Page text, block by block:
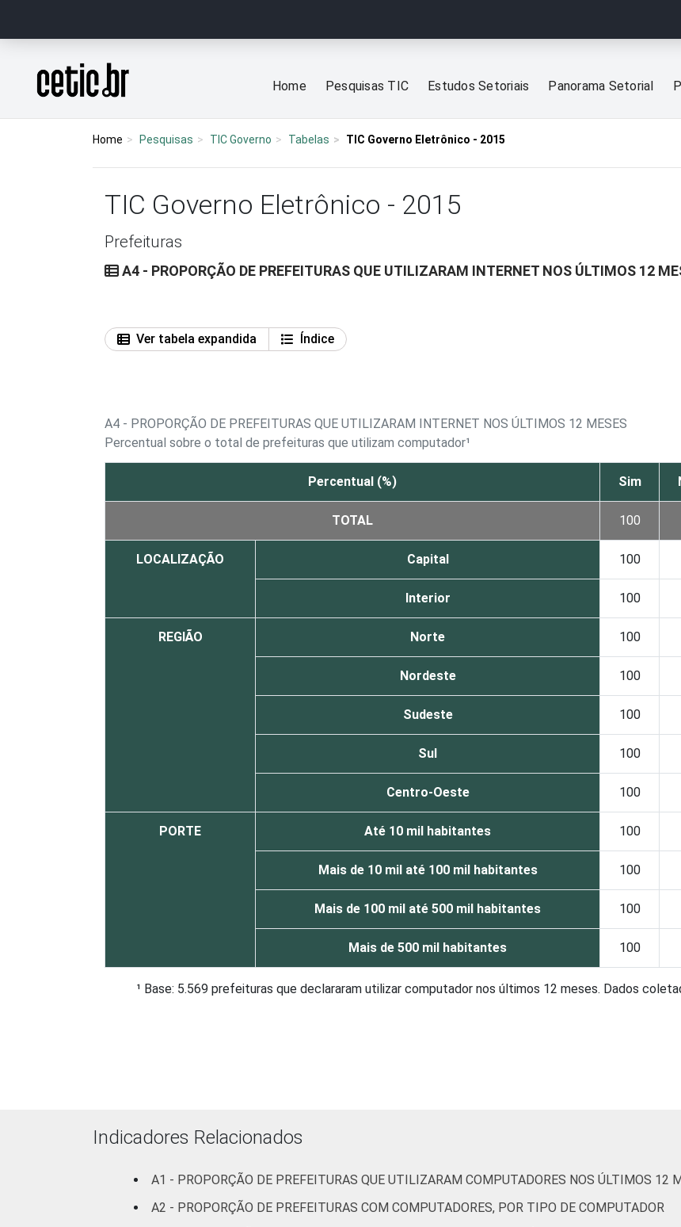
Página inicial
Home Pesquisas TIC Estudos Setoriais Panorama Setorial
Home Pesquisas TIC Governo Tabelas TIC Governo Eletrônico - 2015
TIC Governo Eletrônico - 2015
Prefeituras
A4 - PROPORÇÃO DE PREFEITURAS QUE UTILIZARAM INTERNET NOS ÚLTIMOS 12
Ver tabela expandida
Índice
A4 - PROPORÇÃO DE PREFEITURAS QUE UTILIZARAM INTERNET NOS ÚLTIMOS 12 MESES
Percentual sobre o total de prefeituras que utilizam computador¹
Percentual (%) Sim
TOTAL 100
LOCALIZAÇÃO Capital 100
Interior 100
REGIÃO Norte 100
Nordeste 100
Sudeste 100
Sul 100
Centro-Oeste 100
PORTE Até 10 mil habitantes 100
Mais de 10 mil até 100 mil habitantes 100
Mais de 100 mil até 500 mil habitantes 100
Mais de 500 mil habitantes 100
¹ Base: 5.569 prefeituras que declararam utilizar computador nos últimos 12 meses. Dados
Indicadores Relacionados
A1 - PROPORÇÃO DE PREFEITURAS QUE UTILIZARAM COMPUTADORES NOS ÚLTIMOS 12
A2 - PROPORÇÃO DE PREFEITURAS COM COMPUTADORES, POR TIPO DE COMPUTADOR